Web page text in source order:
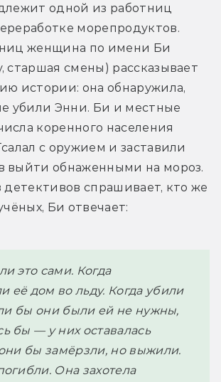
одной из работниц
морепродуктов.
женщина по имени Би
старшая смены) рассказывает
истории: она обнаружила,
убили Энни. Би и местные
коренного населения
с оружием и заставили
выйти обнаженными на мороз.
детективов спрашивает, кто же
Би отвечает:
это сами. Когда
её дом во льду. Когда убили
бы они были ей не нужны,
бы — у них оставалась
бы замёрзли, но выжили.
Она захотела